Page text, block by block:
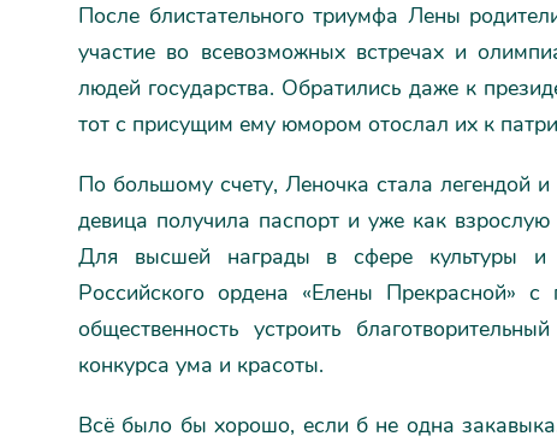
После блистательного триумфа Лены
участие во всевозможных встречах и
людей государства. Обратились даже к
тот с присущим ему юмором отослал их к
По большому счету, Леночка стала легендой
девица получила паспорт и уже как
Для высшей награды в сфере культуры и
Российского ордена «Елены Прекрасной»
общественность устроить
конкурса ума и красоты.
Всё было бы хорошо, если б не одна